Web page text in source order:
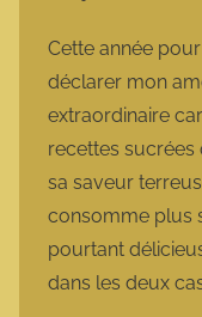
Cette année
déclarer mon
extraordinaire
recettes sucrées
sa saveur
consomme plus
pourtant
dans les deux